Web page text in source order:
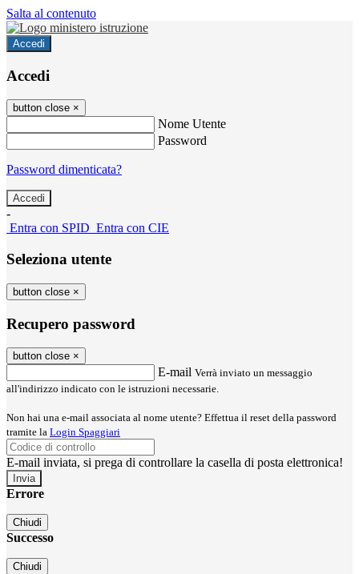
Salta al contenuto
Accedi
Accedi
button close ×
Nome Utente
Password
Password dimenticata?
-
Entra con SPID Entra con CIE
Seleziona utente
button close ×
Recupero password
button close ×
E-mail Verrà inviato un messaggio
all'indirizzo indicato con le istruzioni necessarie.
Non hai una e-mail associata al nome utente? Effettua il reset della password
tramite la Login Spaggiari
E-mail inviata, si prega di controllare la casella di posta elettronica!
Errore
Chiudi
Successo
Chiudi